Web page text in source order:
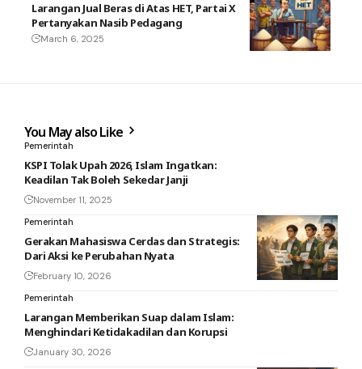
Larangan Jual Beras di Atas HET, Partai X
Pertanyakan Nasib Pedagang
March 6, 2025
You May also Like
Pemerintah
KSPI Tolak Upah 2026, Islam Ingatkan:
Keadilan Tak Boleh Sekedar Janji
November 11, 2025
Pemerintah
Gerakan Mahasiswa Cerdas dan Strategis:
Dari Aksi ke Perubahan Nyata
February 10, 2026
Pemerintah
Larangan Memberikan Suap dalam Islam:
Menghindari Ketidakadilan dan Korupsi
January 30, 2026